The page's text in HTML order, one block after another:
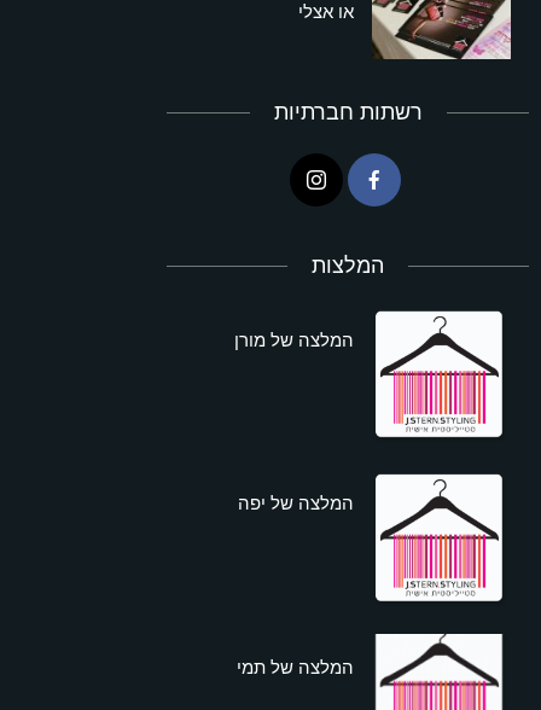
או אצלי
רשתות חברתיות
המלצות
המלצה של מורן
המלצה של יפה
המלצה של תמי